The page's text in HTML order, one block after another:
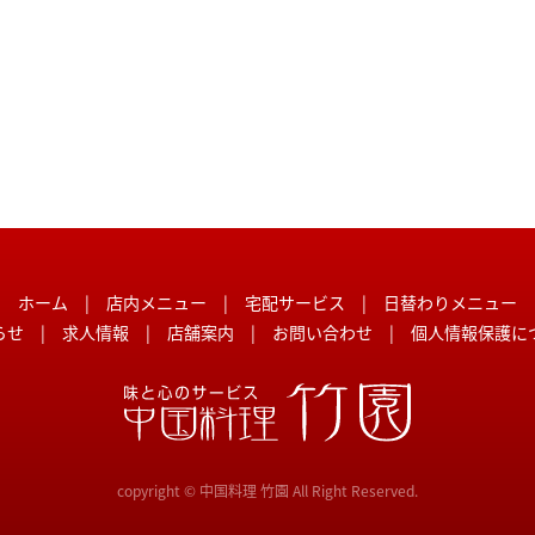
ホーム | 店内メニュー | 宅配サービス | 日替わりメニュー
せ | 求人情報 | 店舗案内 | お問い合わせ | 個人情報保護に
copyright © 中国料理 竹園 All Right Reserved.